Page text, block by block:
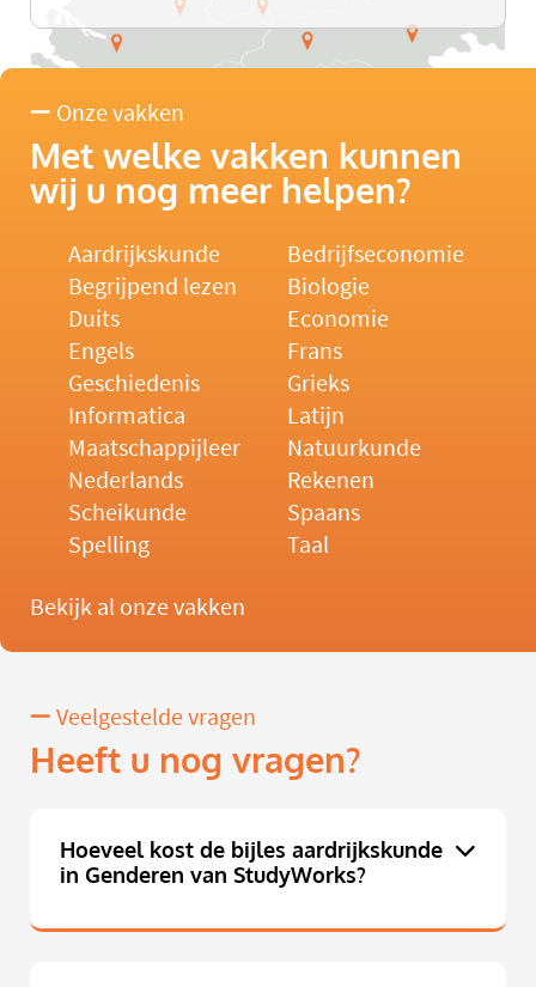
Onze vakken
Met welke vakken kunnen
wij u nog meer helpen?
Aardrijkskunde
Bedrijfseconomie
Begrijpend lezen
Biologie
Duits
Economie
Engels
Frans
Geschiedenis
Grieks
Informatica
Latijn
Maatschappijleer
Natuurkunde
Nederlands
Rekenen
Scheikunde
Spaans
Spelling
Taal
Bekijk al onze vakken
Veelgestelde vragen
Heeft u nog vragen?
Hoeveel kost de bijles aardrijkskunde
in Genderen van StudyWorks?